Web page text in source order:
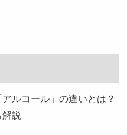
アルコール」の違いとは？
説